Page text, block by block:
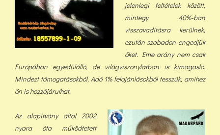
jelenlegi feltételek között,
mintegy 40%-ban
visszavadításra kerülnek,
ezután szabadon engedjük
őket. Eme arány nem csak
Európában egyedülálló, de világviszonylatban is kimagasló.
Mindezt támogatásokból, Adó 1% felajánlásokból tesszük, amihez
ön is hozzájárulhat.
Az alapítvány által 2002
nyara óta működtetett